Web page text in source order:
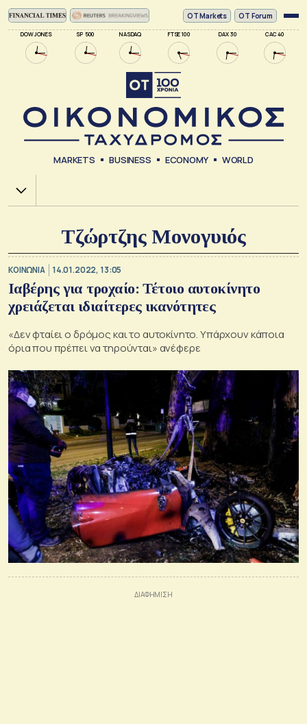
DOW JONES SP 500 NASDAQ FTSE 100 DAX 30 CAC 40
ΟΤ Markets OT Forum
MARKETS BUSINESS ECONOMY WORLD
Χ.Α.
Τζώρτζης Μονογυιός
ΚΟΙΝΩΝΙΑ 14.01.2022, 13:05
Ιαβέρης για τροχαίο: Τέτοιο αυτοκίνητο
χρειάζεται ιδιαίτερες ικανότητες
«Δεν φταίει ο δρόμος και το αυτοκίνητο. Υπάρχουν κάποια
όρια που πρέπει να τηρούνται» ανέφερε